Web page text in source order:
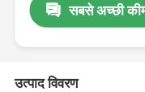
सबसे अच्छी
उत्पाद विवरण